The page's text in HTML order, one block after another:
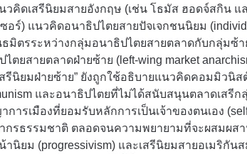
วคิดเสรีนิยมสายอังกฤษ (เช่น โธมัส ฮอดจ์สกิน แ
ซอร์) แนวคิดอนาธิปไตยสายปัจเจกชนนิยม
ธมิตรระหว่างกลุ่มอนาธิปไตยสายตลาดกับกลุ่มซ้
ไตยสายตลาดฝ่ายซ้าย (left-wing market
สรีนิยมฝ่ายซ้าย” ยังถูกใช้อธิบายแนวคิดคอมมิวนิส
และอนาธิปไตยที่ไม่ได้สนับสนุนตลาดเสรี
การเมืองที่ยอมรับหลักการเป็นเจ้าของตนเอง
กรธรรมชาติ ตลอดจนความพยายามที่จะผสมผส
านิยม (progressivism) และเสรีนิยมสายอเมริกัน